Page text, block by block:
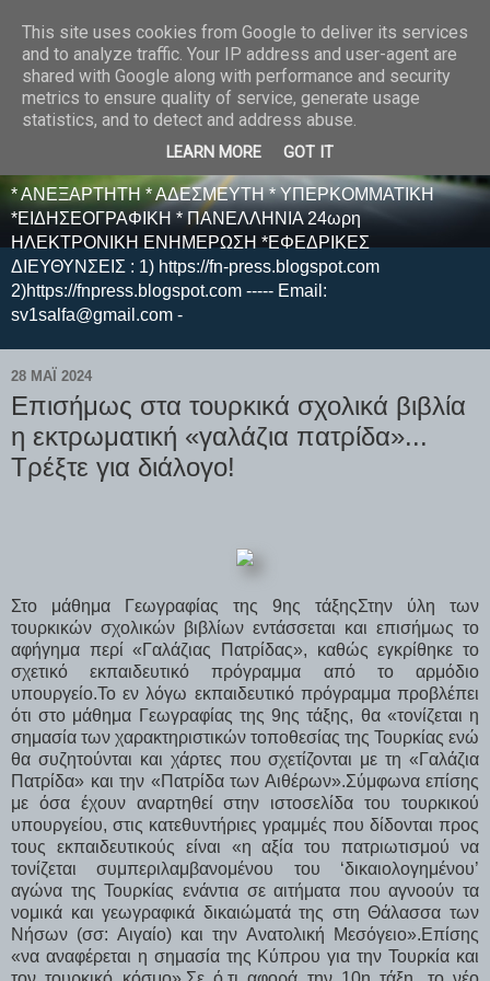
E F E N P R E S S -
ΗΛΕΚΤΡΟΝΙΚΗ
ΕΦΗΜΕΡΙΔΑ
* ΑΝΕΞΑΡΤΗΤΗ * ΑΔΕΣΜΕΥΤΗ * ΥΠΕΡΚΟΜΜΑΤΙΚΗ
*ΕΙΔΗΣΕΟΓΡΑΦΙΚΗ * ΠΑΝΕΛΛΗΝΙΑ 24ωρη
ΗΛΕΚΤΡΟΝΙΚΗ ΕΝΗΜΕΡΩΣΗ *ΕΦΕΔΡΙΚΕΣ
ΔΙΕΥΘΥΝΣΕΙΣ : 1) https://fn-press.blogspot.com
2)https://fnpress.blogspot.com ----- Email:
sv1salfa@gmail.com -
28 ΜΑΪ́ 2024
Επισήμως στα τουρκικά σχολικά βιβλία
η εκτρωματική «γαλάζια πατρίδα»...
Τρέξτε για διάλογο!
Στο μάθημα Γεωγραφίας της 9ης τάξηςΣτην ύλη των
τουρκικών σχολικών βιβλίων εντάσσεται και επισήμως το
αφήγημα περί «Γαλάζιας Πατρίδας», καθώς εγκρίθηκε το
σχετικό εκπαιδευτικό πρόγραμμα από το αρμόδιο
υπουργείο.Το εν λόγω εκπαιδευτικό πρόγραμμα προβλέπει
ότι στο μάθημα Γεωγραφίας της 9ης τάξης, θα «τονίζεται η
σημασία των χαρακτηριστικών τοποθεσίας της Τουρκίας ενώ
θα συζητούνται και χάρτες που σχετίζονται με τη «Γαλάζια
Πατρίδα» και την «Πατρίδα των Αιθέρων».Σύμφωνα επίσης
με όσα έχουν αναρτηθεί στην ιστοσελίδα του τουρκικού
υπουργείου, στις κατεθυντήριες γραμμές που δίδονται προς
τους εκπαιδευτικούς είναι «η αξία του πατριωτισμού να
τονίζεται συμπεριλαμβανομένου του ‘δικαιολογημένου’
αγώνα της Τουρκίας ενάντια σε αιτήματα που αγνοούν τα
νομικά και γεωγραφικά δικαιώματά της στη Θάλασσα των
Νήσων (σσ: Αιγαίο) και την Ανατολική Μεσόγειο».Επίσης
«να αναφέρεται η σημασία της Κύπρου για την Τουρκία και
This site uses cookies from Google to deliver its services
and to analyze traffic. Your IP address and user-agent are
shared with Google along with performance and security
metrics to ensure quality of service, generate usage
statistics, and to detect and address abuse.
LEARN MORE GOT IT